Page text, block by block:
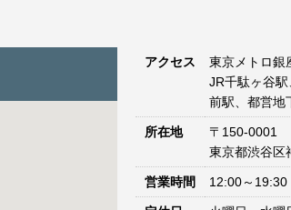
アクセス
東京メトロ銀
JR千駄ヶ谷
前駅、都営地
所在地
〒150-0001
東京都渋谷区
営業時間 12:00～19:30